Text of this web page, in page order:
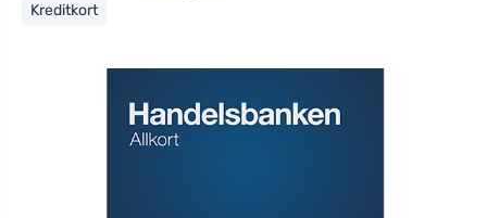
Kreditkort